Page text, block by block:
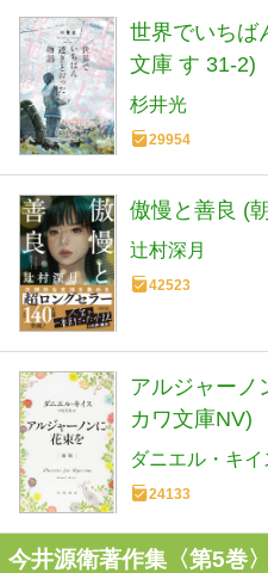
世界でいちば
文庫 す 31-2)
杉井光
29954
傲慢と善良 (
辻村深月
42523
アルジャーノ
カワ文庫NV)
ダニエル・キイ
24133
今井源衛著作集〈第5巻